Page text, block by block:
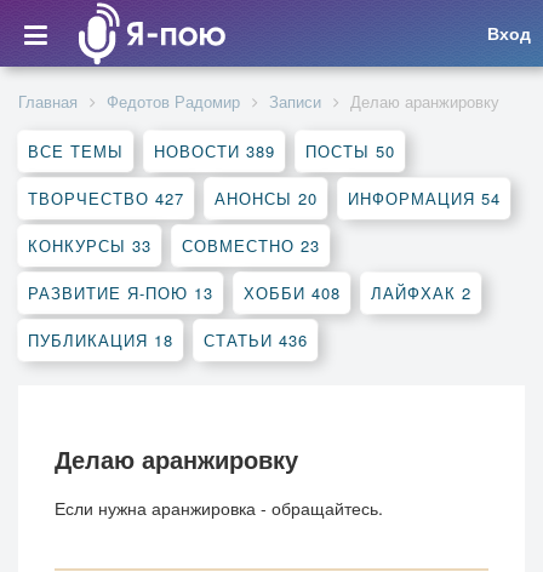
Вход
Главная Федотов Радомир Записи Делаю аранжировку
ВСЕ ТЕМЫ НОВОСТИ 389 ПОСТЫ 50
ТВОРЧЕСТВО 427 АНОНСЫ 20 ИНФОРМАЦИЯ 54
КОНКУРСЫ 33 СОВМЕСТНО 23
РАЗВИТИЕ Я-ПОЮ 13 ХОББИ 408 ЛАЙФХАК 2
ПУБЛИКАЦИЯ 18 СТАТЬИ 436
Делаю аранжировку
Если нужна аранжировка - обращайтесь.